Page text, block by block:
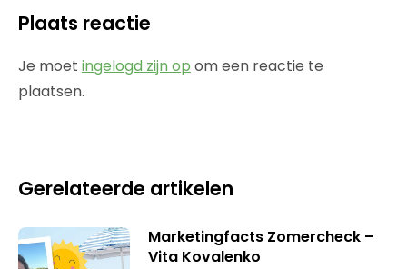
Plaats reactie
Je moet ingelogd zijn op om een reactie te
plaatsen.
Gerelateerde artikelen
Marketingfacts Zomercheck –
Vita Kovalenko